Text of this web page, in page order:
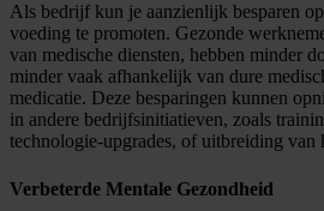
Als bedrijf kun je aanzienlijk besparen
voeding te promoten. Gezonde
van medische diensten, hebben minder
minder vaak afhankelijk van dure
medicatie. Deze besparingen kunnen
in andere bedrijfsinitiatieven, zoals
technologie-upgrades, of uitbreiding van
Verbeterde Mentale Gezondheid